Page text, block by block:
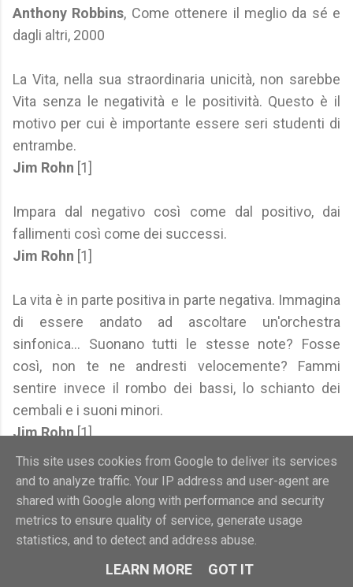
Anthony Robbins, Come ottenere il meglio da sé e
dagli altri, 2000
La Vita, nella sua straordinaria unicità, non sarebbe
Vita senza le negatività e le positività. Questo è il
motivo per cui è importante essere seri studenti di
entrambe.
Jim Rohn [1]
Impara dal negativo così come dal positivo, dai
fallimenti così come dei successi.
Jim Rohn [1]
La vita è in parte positiva in parte negativa. Immagina
di essere andato ad ascoltare un'orchestra
sinfonica... Suonano tutti le stesse note? Fosse
così, non te ne andresti velocemente? Fammi
sentire invece il rombo dei bassi, lo schianto dei
cembali e i suoni minori.
Jim Rohn[1]
La negatività è fondamentalmente pigrizia. Ci vuole
tanto lavoro duro per rimanere positivi, ma la
positività ripaga sempre.
RuPaul[1]
This site uses cookies from Google to deliver its services
and to analyze traffic. Your IP address and user-agent are
shared with Google along with performance and security
metrics to ensure quality of service, generate usage
statistics, and to detect and address abuse.
LEARN MORE GOT IT